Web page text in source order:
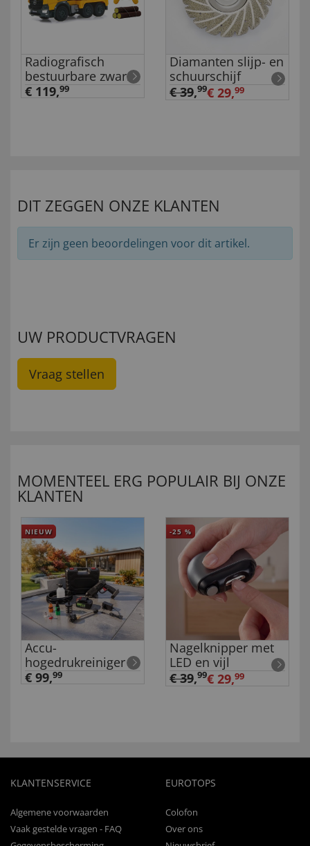
Radiografisch
bestuurbare zware
kraan Mercedes-
€ 119,99
Diamanten slijp- en
schuurschijf
€ 39,99€ 29,99
DIT ZEGGEN ONZE KLANTEN
Er zijn geen beoordelingen voor dit artikel.
UW PRODUCTVRAGEN
Vraag stellen
MOMENTEEL ERG POPULAIR BIJ ONZE
KLANTEN
NIEUW
Accu-
hogedrukreiniger
€ 99,99
-25 %
Nagelknipper met
LED en vijl
€ 39,99€ 29,99
KLANTENSERVICE
Algemene voorwaarden
Vaak gestelde vragen - FAQ
EUROTOPS
Colofon
Over ons